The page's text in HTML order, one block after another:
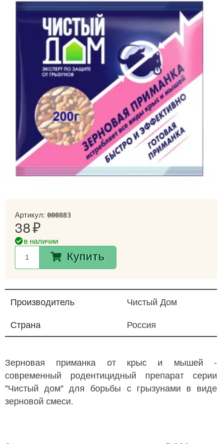
Артикул: 000883
38
в наличии
Купить
Производитель
Чистый Дом
Страна
Россия
Зерновая приманка от крыс и мышей -
современный родентицидный препарат серии
"Чистый дом" для борьбы с грызунами в виде
зерновой смеси.